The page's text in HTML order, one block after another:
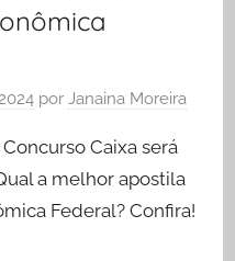
porJanaina Moreira
Caixa será
a melhor apostila
Federal? Confira!